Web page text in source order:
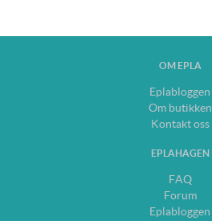
OM EPLA
Eplabloggen
Om butikken
Kontakt oss
EPLAHAGEN
FAQ
Forum
Eplabloggen